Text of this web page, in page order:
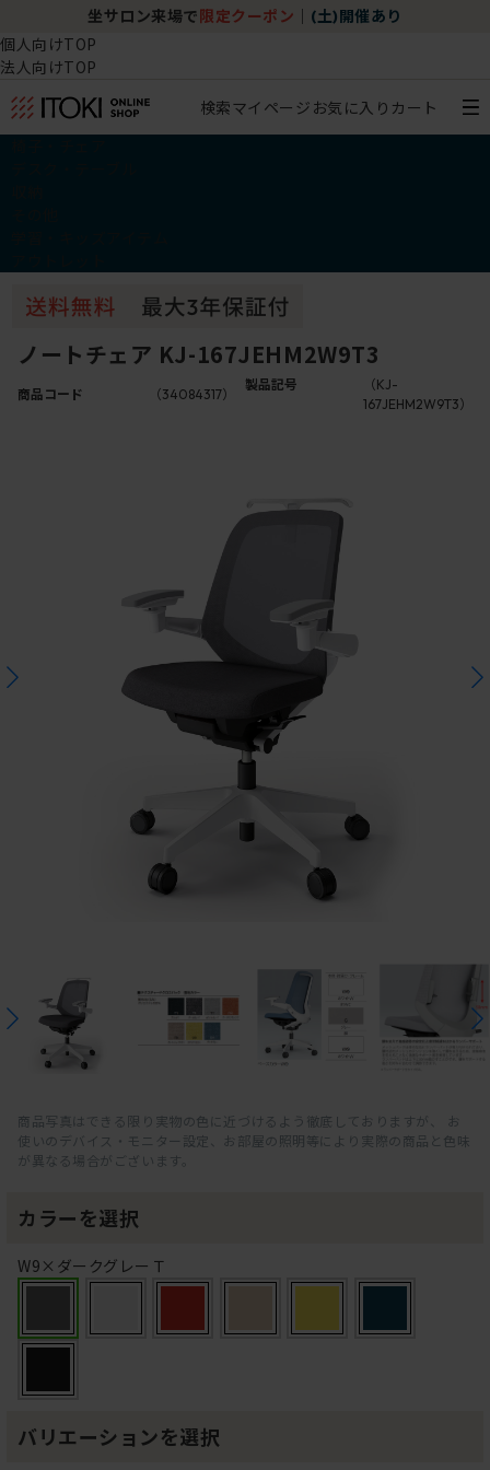
坐サロン来場で 限定クーポン (土)開催あり
個人向けTOP
法人向けTOP
検索マイページ お気に入り カート
ノートチェア KJ-167JEHM2W9T3
商品コード （34084317）
製品記号
（KJ-
167JEHM2W9T3）
商品写真はできる限り実物の色に近づけるよう徹底しておりますが、 お
使いのデバイス・モニター設定、お部屋の照明等により実際の商品と色味
が異なる場合がございます。
カラーを選択
W9×ダークグレーＴ
バリエーションを選択